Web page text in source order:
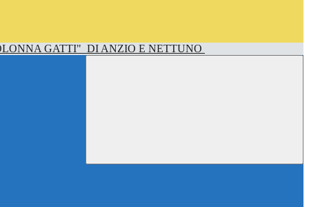
GATTI" DI ANZIO E NETTUNO